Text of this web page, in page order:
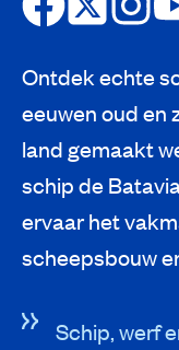
Ontdek echte
eeuwen oud en
land gemaakt
schip de
ervaar het
scheepsbouw
Schip, werf